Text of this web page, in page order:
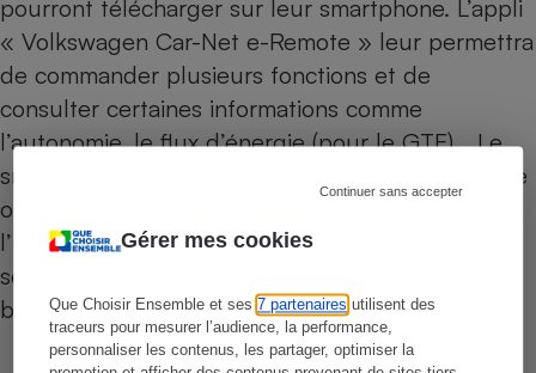
Gérer mes cookies
Que Choisir Ensemble et ses7 partenaires utilisent des
traceurs pour mesurer l’audience, la performance,
personnaliser les contenus, les partager, optimiser la
Continuer sans accepter
pourront télécharger sur leur smartphone. L’appli
« Volkswagen Car-Net e-Remote » leur permettra
de commander plusieurs fonctions et de
consulter certaines informations comme
l’autonomie, le flux d’énergie (pour le GTE)… Le
smartphone
pourra également gérer le chauffage
ou la climatisation à distance pour mettre
l’habitacle à température pendant que la voiture
se recharge, sans affecter l’état de charge des
batteries.